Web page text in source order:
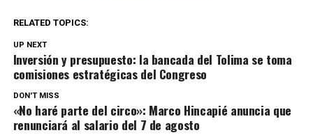
RELATED TOPICS:
UP NEXT
Inversión y presupuesto: la bancada del Tolima se toma
comisiones estratégicas del Congreso
DON'T MISS
«No haré parte del circo»: Marco Hincapié anuncia que
renunciará al salario del 7 de agosto